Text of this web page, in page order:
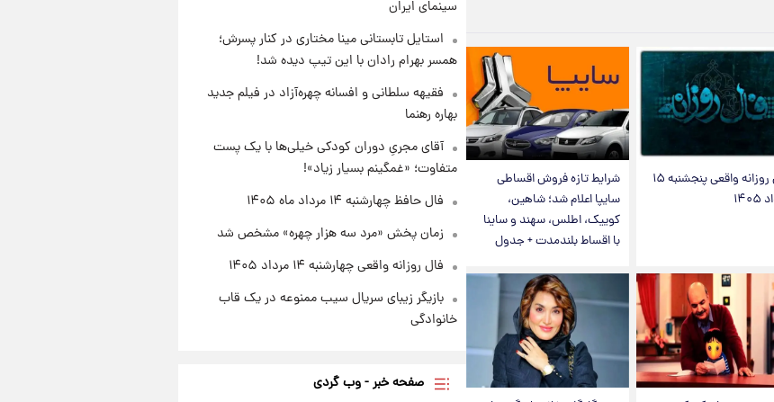
فال روزانه واقعی پنجشنبه ۱۵
شرایط تازه فروش اقساطی
سایپا اعلام شد؛ شاهین،
کوییک، اطلس، سهند و ساینا
با اقساط بلندمدت + جدول
سینمای ایران
استایل تابستانی مینا مختاری در کنار پسرش؛
همسر بهرام رادان با این تیپ دیده شد!
فقیهه سلطانی و افسانه چهره‌آزاد در فیلم جدید
بهاره رهنما
آقای مجریِ دوران کودکی خیلی‌ها با یک پست
متفاوت؛ «غمگینم بسیار زیاد»!
فال حافظ چهارشنبه ۱۴ مرداد ماه ۱۴۰۵
زمان پخش «مرد سه هزار چهره» مشخص شد
فال روزانه واقعی چهارشنبه ۱۴ مرداد ۱۴۰۵
بازیگر زیبای سریال سیب ممنوعه در یک قاب
خانوادگی
صفحه خبر - وب گردی